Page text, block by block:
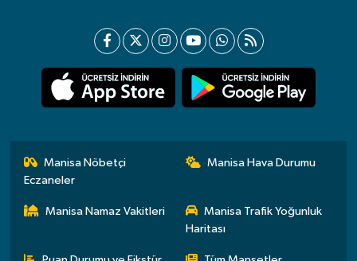
Manisa Nöbetçi
Eczaneler
Manisa Hava Durumu
Manisa Namaz Vakitleri
Manisa Trafik Yoğunluk
Haritası